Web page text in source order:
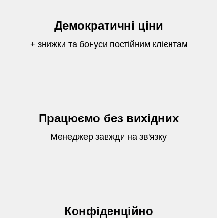
Демократичні ціни
+ знижки та бонуси постійним клієнтам
Працюємо без вихідних
Менеджер завжди на зв'язку
Конфіденційно